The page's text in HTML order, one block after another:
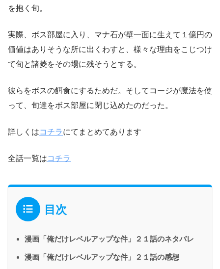
を抱く旬。
実際、ボス部屋に入り、マナ石が壁一面に生えて１億円の
価値はありそうな所に出くわすと、様々な理由をこじつけ
て旬と諸菱をその場に残そうとする。
彼らをボスの餌食にするためだ。そしてコージが魔法を使
って、旬達をボス部屋に閉じ込めたのだった。
詳しくはコチラにてまとめてあります
全話一覧はコチラ
目次
漫画「俺だけレベルアップな件」２１話のネタバレ
漫画「俺だけレベルアップな件」２１話の感想